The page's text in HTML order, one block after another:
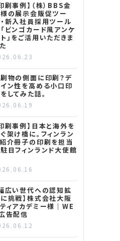
刷事例】（株）BBS金
の展示会販促ツー
新入社員採用ツール
ビンゴカード風アンケ
」をご活用いただきま
物の側面に印刷？デ
ン性を高める小口印
してみた話。
刷事例】日本と海外を
架け橋に。フィンラン
介冊子の印刷を担当
日フィンランド大使館
広い世代への認知拡
挑戦】株式会社大阪
ィアカデミー様｜WE
告配信